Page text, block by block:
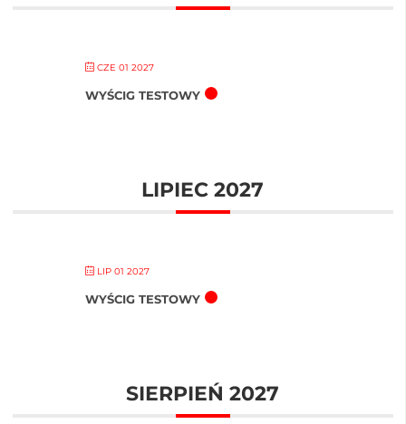
CZE 01 2027
WYŚCIG TESTOWY
LIPIEC 2027
LIP 01 2027
WYŚCIG TESTOWY
SIERPIEŃ 2027